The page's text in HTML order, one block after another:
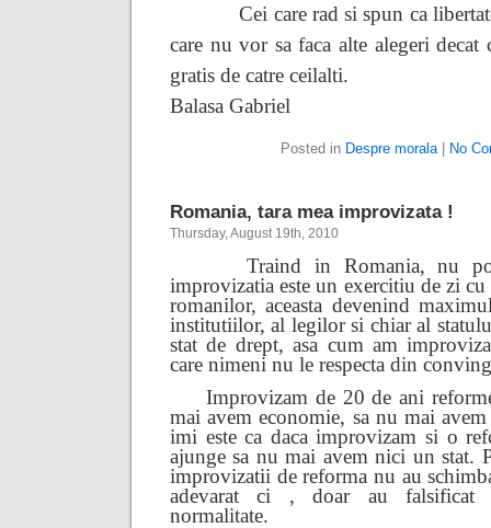
Cei care rad si spun ca
care nu vor sa faca alte alegeri decat
gratis de catre ceilalti.
Balasa Gabriel
Posted in Despre morala| No
Romania, tara mea improvizata !
Thursday, August 19th, 2010
Traind in Romania, nu pot
improvizatia este un exercitiu de zi
romanilor, aceasta devenind
institutiilor, al legilor si chiar al
stat de drept, asa cum am
care nimeni nu le respecta din
Improvizam de 20 de ani
mai avem economie, sa nu mai
imi este ca daca improvizam si o
ajunge sa nu mai avem nici un stat.
improvizatii de reforma nu au
adevarat ci , doar au falsificat
normalitate.